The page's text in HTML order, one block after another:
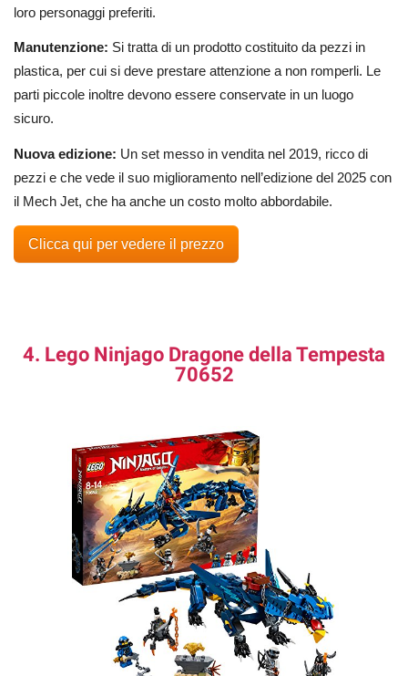
loro personaggi preferiti.
Manutenzione: Si tratta di un prodotto costituito da pezzi in
plastica, per cui si deve prestare attenzione a non romperli. Le
parti piccole inoltre devono essere conservate in un luogo
sicuro.
Nuova edizione: Un set messo in vendita nel 2019, ricco di
pezzi e che vede il suo miglioramento nell’edizione del 2025 con
il Mech Jet, che ha anche un costo molto abbordabile.
Clicca qui per vedere il prezzo
4. Lego Ninjago Dragone della Tempesta
70652